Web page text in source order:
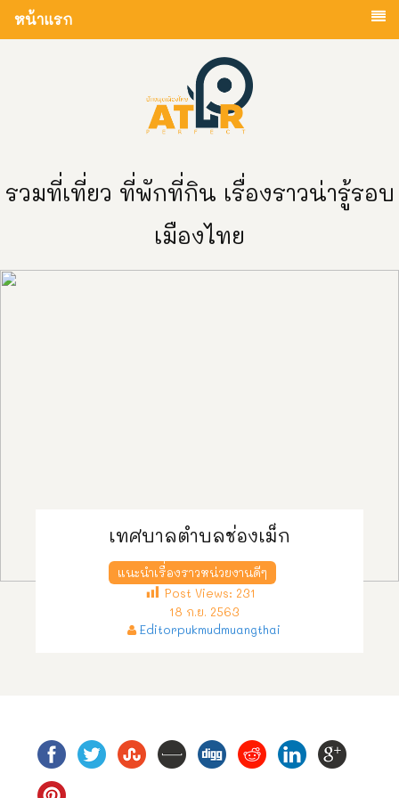
หน้าแรก
รวมที่เที่ยว ที่พักที่กิน เรื่องราวน่ารู้รอบ
เมืองไทย
เทศบาลตำบลช่องเม็ก
แนะนำเรื่องราวหน่วยงานดีๆ
Post Views: 231
18 ก.ย. 2563
Editorpukmudmuangthai